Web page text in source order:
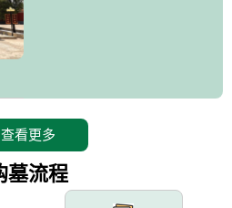
查看更多
墓流程